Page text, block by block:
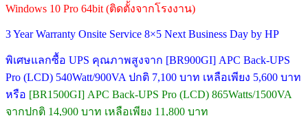
Windows 10 Pro 64bit (ติดตั้งจากโรงงาน)
3 Year Warranty Onsite Service 8×5 Next Business Day by HP
พิเศษแลกซื้อ UPS คุณภาพสูงจาก [BR900GI] APC Back-UPS
Pro (LCD) 540Watt/900VA ปกติ 7,100 บาท เหลือเพียง 5,600 บาท
หรือ [BR1500GI] APC Back-UPS Pro (LCD) 865Watts/1500VA
จากปกติ 14,900 บาท เหลือเพียง 11,800 บาท